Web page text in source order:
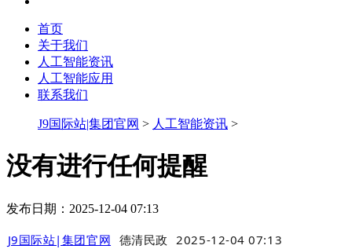
首页
关于我们
人工智能资讯
人工智能应用
联系我们
J9国际站|集团官网 > 人工智能资讯 >
没有进行任何提醒
发布日期：2025-12-04 07:13
J9国际站|集团官网 德清民政
2025-12-04 07:13